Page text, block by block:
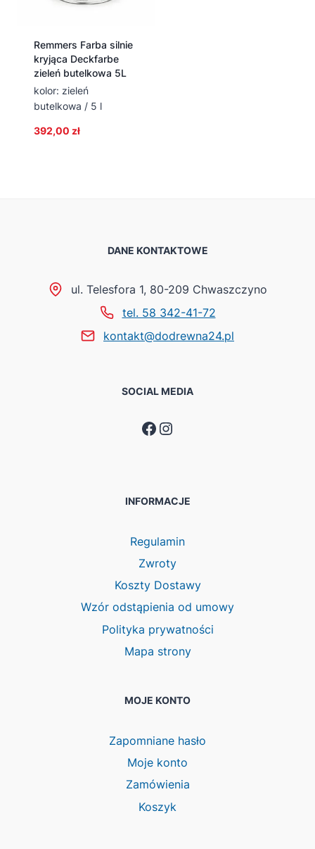
Remmers Farba silnie
kryjąca Deckfarbe
zieleń butelkowa 5L
kolor: zieleń
butelkowa / 5 l
392,00 zł
DANE KONTAKTOWE
ul. Telesfora 1, 80-209 Chwaszczyno
tel. 58 342-41-72
kontakt@dodrewna24.pl
SOCIAL MEDIA
Facebook
Instagram
INFORMACJE
Regulamin
Zwroty
Koszty Dostawy
Wzór odstąpienia od umowy
Polityka prywatności
Mapa strony
MOJE KONTO
Zapomniane hasło
Moje konto
Zamówienia
Koszyk